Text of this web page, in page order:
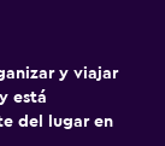
y viajar
está
del lugar en